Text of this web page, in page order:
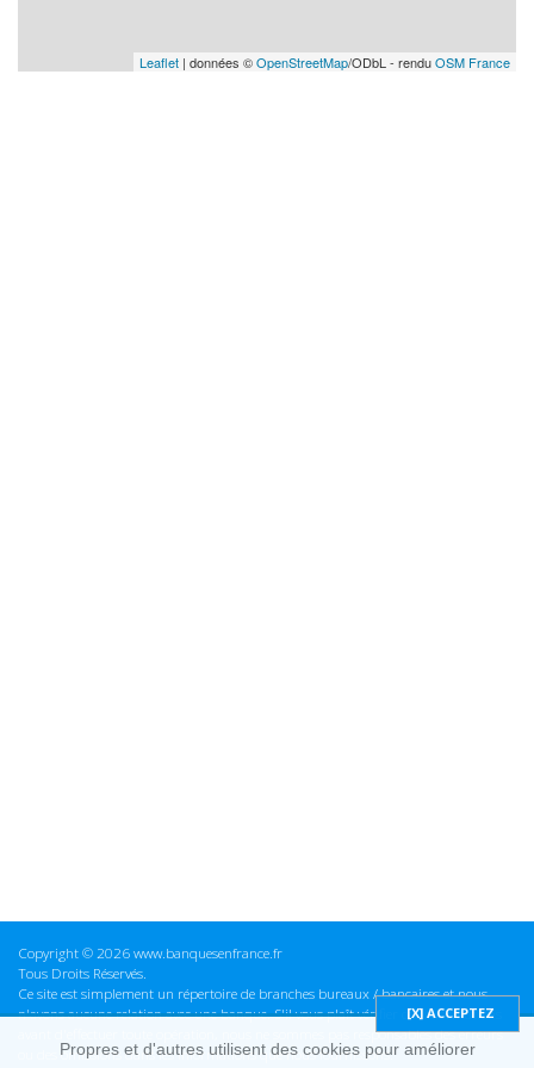
Leaflet | données ©OpenStreetMap/ODbL - renduOSM France
Copyright © 2026 www.banquesenfrance.fr
Tous Droits Réservés.
Ce site est simplement un répertoire de branches bureaux / bancaires et nous
n'avons aucune relation avec une banque. S'il vous plaît vérifier ces informations
avant d'effectuer toute opération, nous ne sommes pas responsables des erreurs
ou des omissions dans les informations que nous fournissons.
Propres et d'autres utilisent des cookies pour améliorer